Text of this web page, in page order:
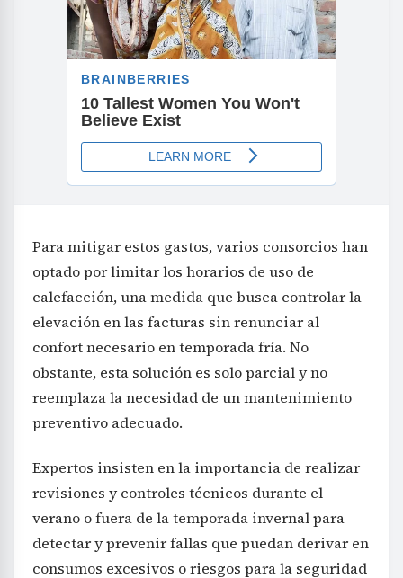
Para mitigar estos gastos, varios consorcios han
optado por limitar los horarios de uso de
calefacción, una medida que busca controlar la
elevación en las facturas sin renunciar al
confort necesario en temporada fría. No
obstante, esta solución es solo parcial y no
reemplaza la necesidad de un mantenimiento
preventivo adecuado.
Expertos insisten en la importancia de realizar
revisiones y controles técnicos durante el
verano o fuera de la temporada invernal para
detectar y prevenir fallas que puedan derivar en
consumos excesivos o riesgos para la seguridad